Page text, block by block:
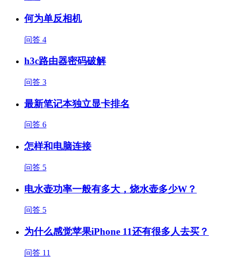
何为单反相机
问答 4
h3c路由器密码破解
问答 3
最新笔记本独立显卡排名
问答 6
怎样和电脑连接
问答 5
电水壶功率一般有多大，烧水壶多少W？
问答 5
为什么感觉苹果iPhone 11还有很多人去买？
问答 11